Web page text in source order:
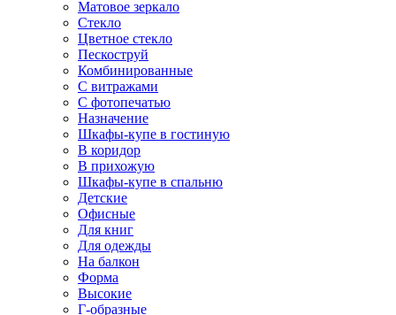
Матовое зеркало
Стекло
Цветное стекло
Пескоструй
Комбинированные
С витражами
С фотопечатью
Назначение
Шкафы-купе в гостиную
В коридор
В прихожую
Шкафы-купе в спальню
Детские
Офисные
Для книг
Для одежды
На балкон
Форма
Высокие
Г-образные